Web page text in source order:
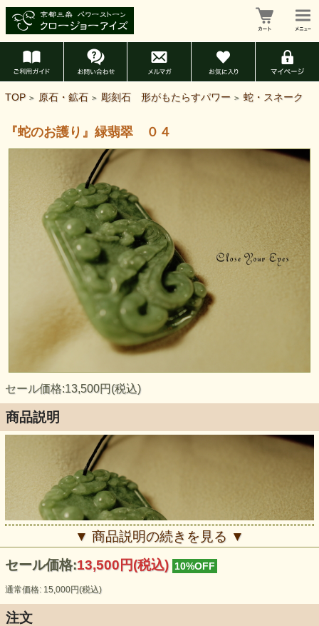
TOP > 原石・鉱石 > 彫刻石 形がもたらすパワー > 蛇・スネーク
『蛇のお護り』緑翡翠 ０４
セール価格:13,500円(税込)
商品説明
▼ 商品説明の続きを見る ▼
セール価格:13,500円(税込) 10%OFF
通常価格: 15,000円(税込)
注文